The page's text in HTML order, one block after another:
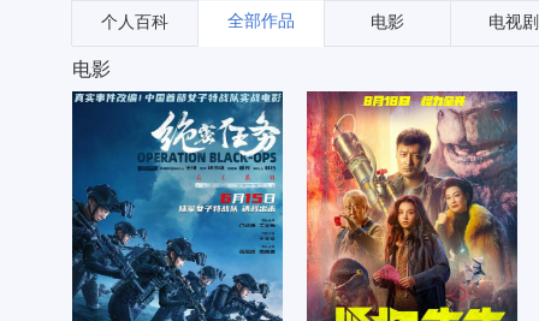
个人百科 全部作品 电影 电视剧
电影